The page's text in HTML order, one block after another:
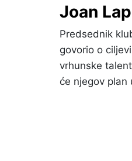
Joan
Predsednik
govorio o
vrhunske
će njegov plan